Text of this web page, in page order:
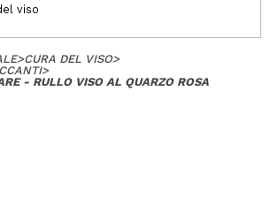
viso
>CURA DEL VISO>
>
- RULLO VISO AL QUARZO ROSA